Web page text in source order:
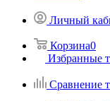
Личный
Корзина0
Избранные
Сравнение